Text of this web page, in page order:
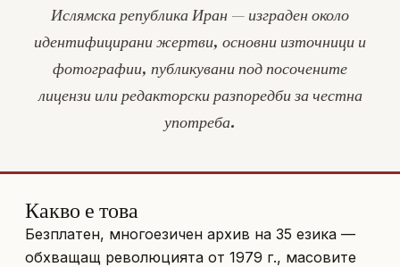
Ислямска република Иран — изграден около
идентифицирани жертви, основни източници и
фотографии, публикувани под посочените
лицензи или редакторски разпоредби за честна
употреба.
Какво е това
Безплатен, многоезичен архив на 35 езика —
обхващащ революцията от 1979 г., масовите